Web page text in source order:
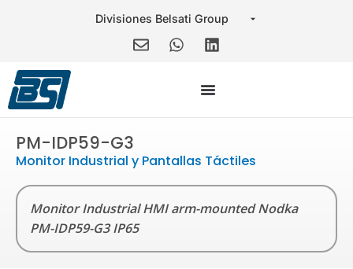
PM-IDP59-G3
Monitor Industrial y Pantallas Táctiles
Monitor Industrial HMI arm-mounted Nodka
PM-IDP59-G3 IP65